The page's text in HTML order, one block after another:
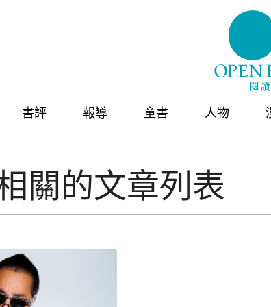
書評 報導 童書 人物
關的文章列表